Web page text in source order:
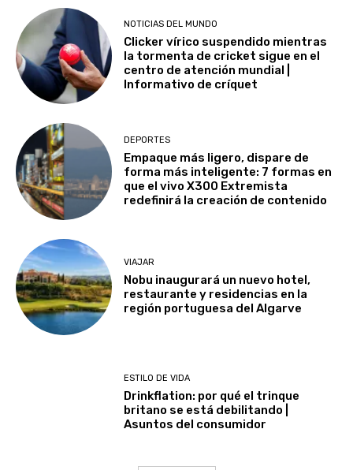
NOTICIAS DEL MUNDO
Clicker vírico suspendido mientras
la tormenta de cricket sigue en el
centro de atención mundial |
Informativo de críquet
DEPORTES
Empaque más ligero, dispare de
forma más inteligente: 7 formas en
que el vivo X300 Extremista
redefinirá la creación de contenido
VIAJAR
Nobu inaugurará un nuevo hotel,
restaurante y residencias en la
región portuguesa del Algarve
ESTILO DE VIDA
Drinkflation: por qué el trinque
britano se está debilitando |
Asuntos del consumidor